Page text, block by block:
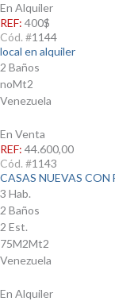
En Alquiler
REF: 400$
Cód. #1144
local en alquiler
2 Baños
noMt2
Venezuela
En Venta
REF: 44.600,00
Cód. #1143
CASAS NUEVAS
3 Hab.
2 Baños
2 Est.
75M2Mt2
Venezuela
En Alquiler